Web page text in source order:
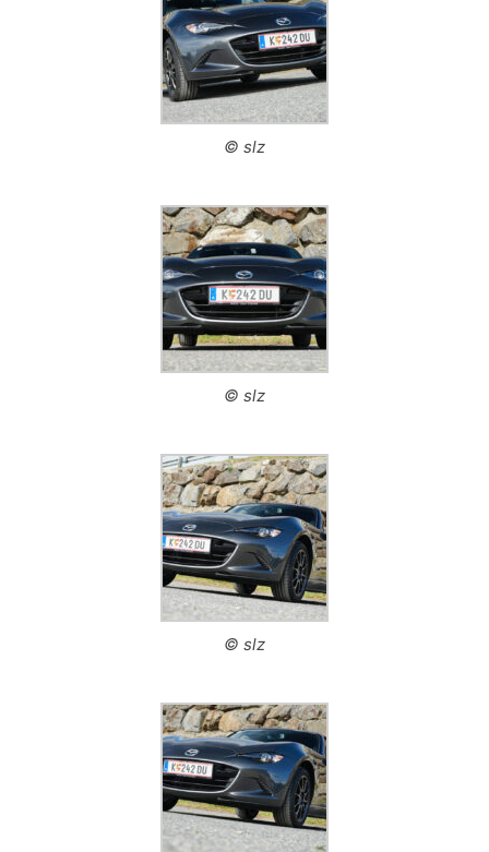
© slz
© slz
© slz